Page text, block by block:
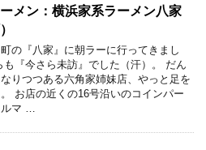
メン：横浜家系ラーメン八家
の『八家』に朝ラーに行ってきまし
も『今さら未訪』でした（汗）。 だん
りつつある六角家姉妹店、やっと足を
お店の近くの16号沿いのコインパー
マ …